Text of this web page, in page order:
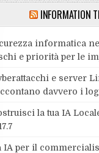
INFORMATION
informatica
e priorità per le
e server
davvero i log
la tua IA
IA per il